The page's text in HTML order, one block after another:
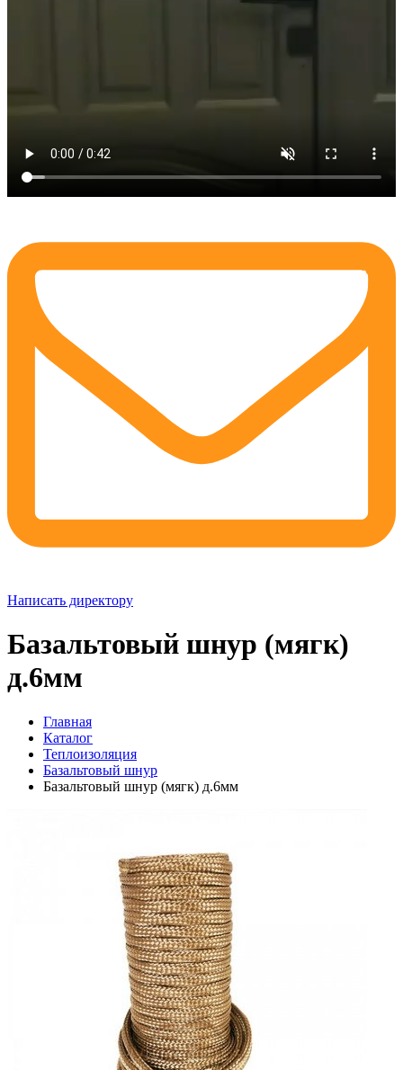
Написать директору
Базальтовый шнур (мягк)
д.6мм
Главная
Каталог
Теплоизоляция
Базальтовый шнур
Базальтовый шнур (мягк) д.6мм